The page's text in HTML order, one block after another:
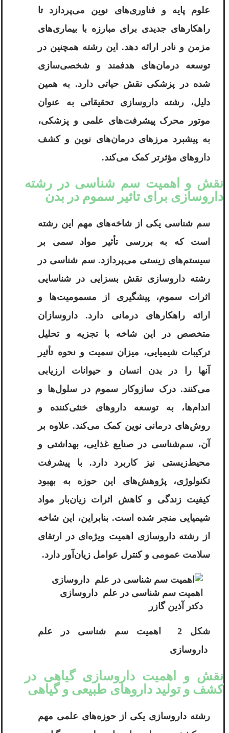
علوم پایه و فناوری‌های نوین می‌پردازد تا
راهکارهای جدیدی برای مبارزه با بیماری‌های
مزمن و نادر ارائه دهد. این رشته همچنین در
توسعه درمان‌های هدفمند و شخصی‌سازی
شده در پزشکی نقش حیاتی دارد. به همین
دلیل، رشته داروسازی تحقیقاتی به عنوان
موتور محرک پیشرفت‌های علمی و پزشکی،
به پیشبرد مرزهای درمان‌های نوین و کشف
داروهای مؤثرتر کمک می‌کند.
نقش و اهمیت سم‌ شناسی در رشته
داروسازی برای تاثیر سموم در بدن
سم ‌شناسی یکی از شاخه‌های مهم این رشته
است که به بررسی تأثیر مواد سمی بر
سیستم‌های زیستی می‌پردازد. سم شناسی در
رشته داروسازی نقش بسزایی در شناسایی
اثرات سموم، پیشگیری از مسمومیت‌ها و
ارائه راهکارهای درمانی دارد. داروسازان
متخصص در این شاخه با تجزیه و تحلیل
ترکیبات شیمیایی، میزان سمیت و نحوه تأثیر
آنها را در بدن انسان و حیوانات ارزیابی
می‌کنند. درک سازوکار سموم در سلول‌ها و
اندام‌ها، به توسعه داروهای خنثی‌کننده و
روش‌های درمانی نوین کمک می‌کند. علاوه بر
آن، سم‌شناسی در صنایع غذایی، بهداشتی و
محیط‌زیستی نیز کاربرد دارد. با پیشرفت
تکنولوژی، پژوهش‌های این حوزه به بهبود
کیفیت زندگی و کاهش اثرات زیان‌بار مواد
شیمیایی منجر شده است. بنابراین، این شاخه
از رشته داروسازی اهمیت ویژه‌ای در ارتقای
سلامت عمومی و کنترل عوامل زیان‌آور دارد.
اهمیت سم‌ شناسی در علم داروسازی
دکتر آ‌‌ذین گازر
شکل 2 اهمیت سم‌ شناسی در علم
داروسازی
نقش و اهمیت داروسازی گیاهی در
کشف و تولید داروهای طبیعی و گیاهی
رشته داروسازی یکی از حوزه‌های علمی مهم